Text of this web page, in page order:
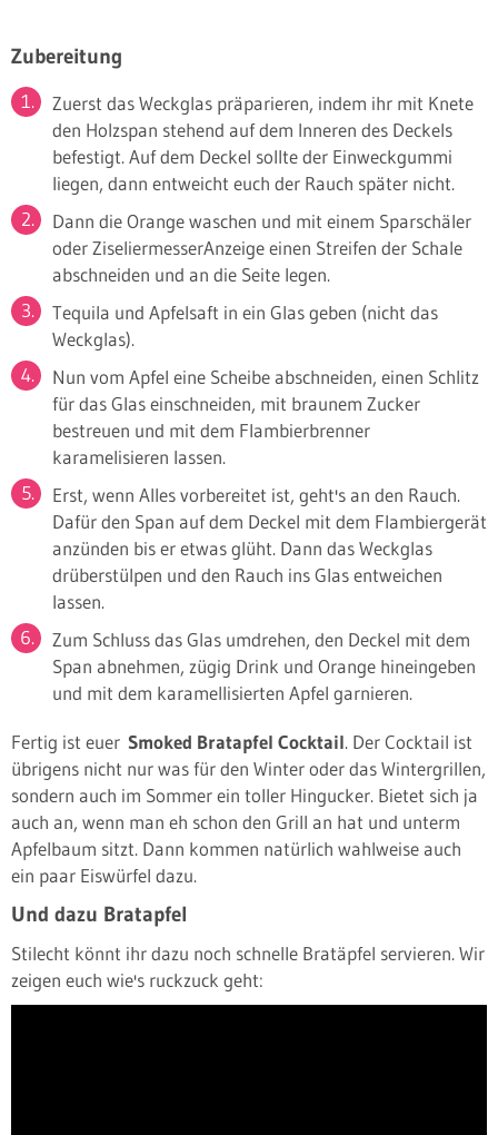
Zubereitung
Zuerst das Weckglas präparieren, indem ihr mit Knete
den Holzspan stehend auf dem Inneren des Deckels
befestigt. Auf dem Deckel sollte der Einweckgummi
liegen, dann entweicht euch der Rauch später nicht.
Dann die Orange waschen und mit einem Sparschäler
oder ZiseliermesserAnzeige einen Streifen der Schale
abschneiden und an die Seite legen.
Tequila und Apfelsaft in ein Glas geben (nicht das
Weckglas).
Nun vom Apfel eine Scheibe abschneiden, einen Schlitz
für das Glas einschneiden, mit braunem Zucker
bestreuen und mit dem Flambierbrenner
karamelisieren lassen.
Erst, wenn Alles vorbereitet ist, geht's an den Rauch.
Dafür den Span auf dem Deckel mit dem Flambiergerät
anzünden bis er etwas glüht. Dann das Weckglas
drüberstülpen und den Rauch ins Glas entweichen
lassen.
Zum Schluss das Glas umdrehen, den Deckel mit dem
Span abnehmen, zügig Drink und Orange hineingeben
und mit dem karamellisierten Apfel garnieren.
Fertig ist euer Smoked Bratapfel Cocktail. Der Cocktail ist
übrigens nicht nur was für den Winter oder das Wintergrillen,
sondern auch im Sommer ein toller Hingucker. Bietet sich ja
auch an, wenn man eh schon den Grill an hat und unterm
Apfelbaum sitzt. Dann kommen natürlich wahlweise auch
ein paar Eiswürfel dazu.
Und dazu Bratapfel
Stilecht könnt ihr dazu noch schnelle Bratäpfel servieren. Wir
zeigen euch wie's ruckzuck geht: